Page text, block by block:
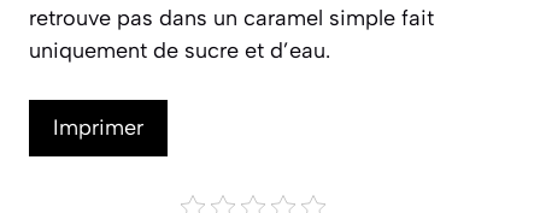
retrouve pas dans un caramel simple fait
uniquement de sucre et d’eau.
Imprimer